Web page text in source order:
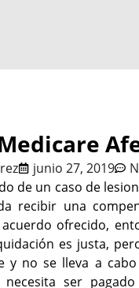
junio 27, 2019
de un caso de
recibir una
ofrecido,
es justa,
y no se lleva a
necesita ser